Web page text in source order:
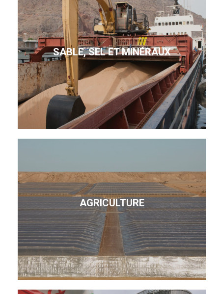
SABLE, SEL ET MINÉRAUX
AGRICULTURE